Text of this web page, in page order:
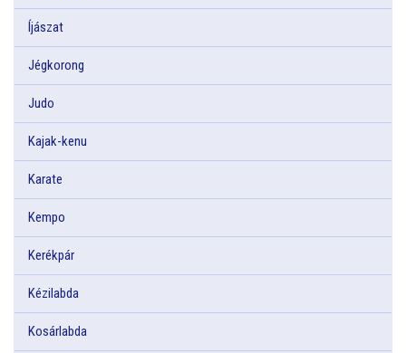
Íjászat
Jégkorong
Judo
Kajak-kenu
Karate
Kempo
Kerékpár
Kézilabda
Kosárlabda